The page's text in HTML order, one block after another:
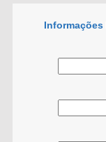
Informações